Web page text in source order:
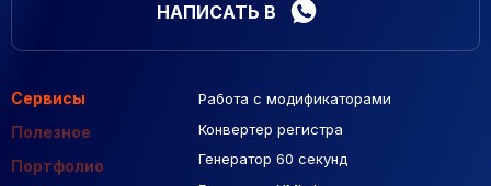
НАПИСАТЬ В
Сервисы
Полезное
Портфолио
Работа с модификаторами
Конвертер регистра
Генератор 60 секунд
Подборка сайтов
Макеты Figma
База Яндекс Карты
Созданные сайты
Контекстная реклама